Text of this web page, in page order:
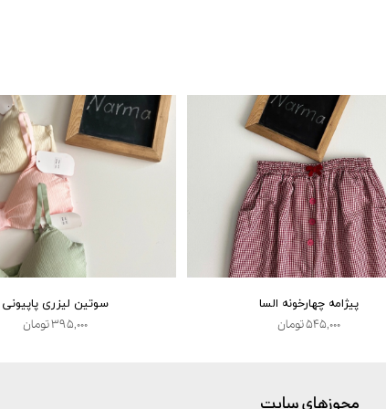
سوتین لیزری پاپیونی
۳۹۵,۰۰۰ تومان
پیژامه چهارخونه السا
۵۴۵,۰۰۰ تومان